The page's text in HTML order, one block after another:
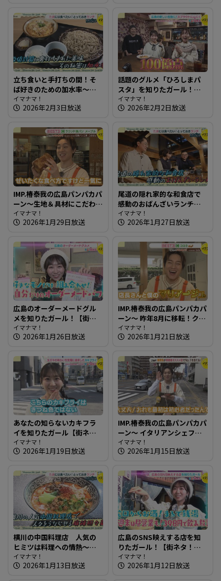
立ち食いと手打ちの間！そ
ば好きのための加水率～江
戸そば 孫吉【たまにはそと
ランチ】
イマナマ！
2026年2月3日放送
話題のグルメ「ひろしまパ
スタ」を知りたガール！
【街ネタ！知りたガール】
イマナマ！
2026年2月2日放送
IMP.椿泰我の広島パンパカパ
ーン～生地＆具材にこだわ
り！石窯で焼くパン屋さん
イマナマ！
2026年1月29日放送
尾道の隠れ家的な和食店で
感動のおばんざいランチ～
高原誠吉食堂【たまにはそ
とランチ】
イマナマ！
2026年1月27日放送
広島のオーダーメードグル
メを知りたガール！【街ネ
タ！知りたガール】
イマナマ！
2026年1月26日放送
IMP.椿泰我の広島パンパカパ
ーン～ 昨年8月に移転！クリ
ームパンがオススメのパン
屋さん
イマナマ！
2026年1月21日放送
あなたの知らないカキフラ
イを知りたガール【街ネ
タ！知りたガール】
イマナマ！
2026年1月19日放送
IMP.椿泰我の広島パンパカパ
ーン～ イタリアンシェフが
作るこだわり満点のパン屋
さん
イマナマ！
2026年1月15日放送
横川の中国料理店 人気の
ヒミツは料理への情熱～春
蕾【たまにはそとランチ】
イマナマ！
2026年1月13日放送
広島のSNS映えする店を知
りたガール！【街ネタ！知
りたガール】
イマナマ！
2026年1月12日放送